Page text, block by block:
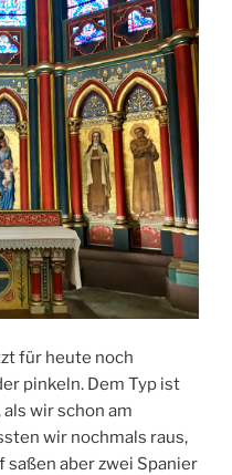
für heute noch
pinkeln. Dem Typ ist
wir schon am
wir nochmals raus,
aber zwei Spanier